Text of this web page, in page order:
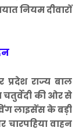
नियम दीवारों
प्रदेश राज्य बाल
चतुर्वेदी की ओर से
लाइसेंस के बड़ी
चारपहिया वाहन